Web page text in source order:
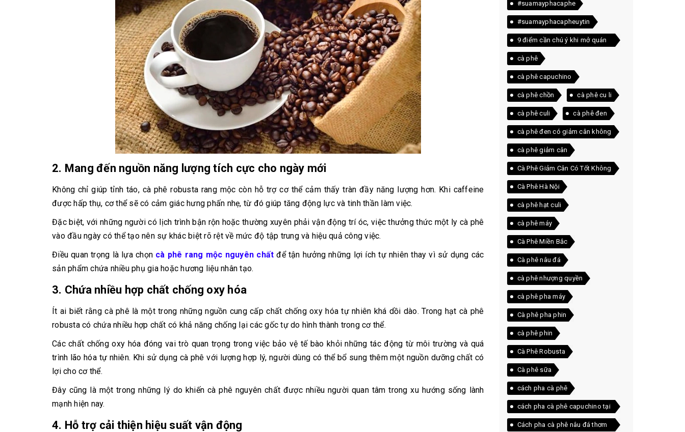
2. Mang đến nguồn năng lượng tích cực cho ngày mới
Không chỉ giúp tỉnh táo, cà phê robusta rang mộc còn hỗ trợ cơ thể cảm thấy tràn đầy năng lượng hơn. Khi caffeine
được hấp thụ, cơ thể sẽ có cảm giác hưng phấn nhẹ, từ đó giúp tăng động lực và tinh thần làm việc.
Đặc biệt, với những người có lịch trình bận rộn hoặc thường xuyên phải vận động trí óc, việc thưởng thức một ly cà phê
vào đầu ngày có thể tạo nên sự khác biệt rõ rệt về mức độ tập trung và hiệu quả công việc.
Điều quan trọng là lựa chọn cà phê rang mộc nguyên chất để tận hưởng những lợi ích tự nhiên thay vì sử dụng các
sản phẩm chứa nhiều phụ gia hoặc hương liệu nhân tạo.
3. Chứa nhiều hợp chất chống oxy hóa
Ít ai biết rằng cà phê là một trong những nguồn cung cấp chất chống oxy hóa tự nhiên khá dồi dào. Trong hạt cà phê
robusta có chứa nhiều hợp chất có khả năng chống lại các gốc tự do hình thành trong cơ thể.
Các chất chống oxy hóa đóng vai trò quan trọng trong việc bảo vệ tế bào khỏi những tác động từ môi trường và quá
trình lão hóa tự nhiên. Khi sử dụng cà phê với lượng hợp lý, người dùng có thể bổ sung thêm một nguồn dưỡng chất có
lợi cho cơ thể.
Đây cũng là một trong những lý do khiến cà phê nguyên chất được nhiều người quan tâm trong xu hướng sống lành
mạnh hiện nay.
4. Hỗ trợ cải thiện hiệu suất vận động
#suamayphacaphe
#suamayphacapheuytin
9 điểm cần chú ý khi mở quán
cà phê
cà phê
cà phê capuchino
cà phê chồn cà phê cu li
cà phê culi cà phê đen
cà phê đen có giảm cân không
cà phê giảm cân
Cà Phê Giảm Cân Có Tốt Không
Cà Phê Hà Nội
cà phê hạt culi
cà phê máy
Cà Phê Miền Bắc
Cà phê nâu đá
cà phê nhượng quyền
cà phê pha máy
Cà phê pha phin
cà phê phin
Cà Phê Robusta
Cà phê sữa
cách pha cà phê
cách pha cà phê capuchino tại
nhà
Cách pha cà phê nâu đá thơm